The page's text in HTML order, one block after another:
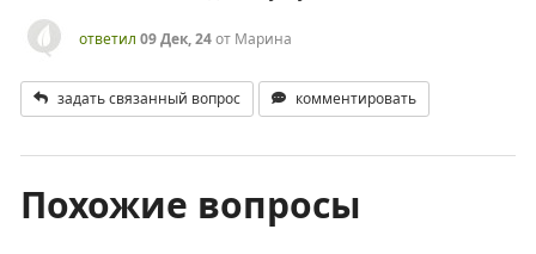
ответил 09 Дек, 24от Марина
задать связанный вопрос комментировать
Похожие вопросы